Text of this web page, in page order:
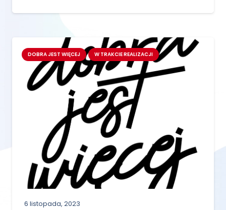
DOBRA JEST WIĘCEJ W TRAKCIE REALIZACJI
6 listopada, 2023